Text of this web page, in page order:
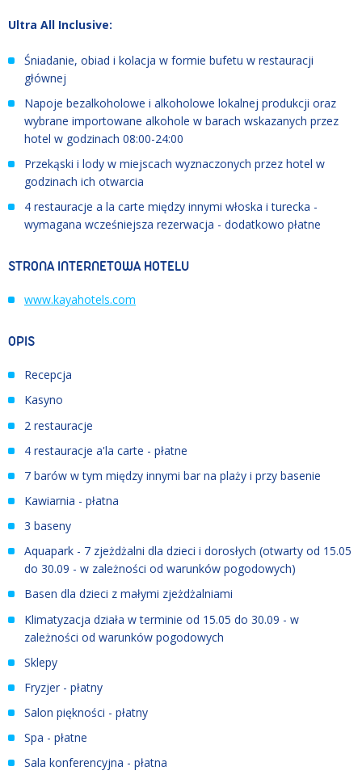
Ultra All Inclusive:
Śniadanie, obiad i kolacja w formie bufetu w restauracji
głównej
Napoje bezalkoholowe i alkoholowe lokalnej produkcji oraz
wybrane importowane alkohole w barach wskazanych przez
hotel w godzinach 08:00-24:00
Przekąski i lody w miejscach wyznaczonych przez hotel w
godzinach ich otwarcia
4 restauracje a la carte między innymi włoska i turecka -
wymagana wcześniejsza rezerwacja - dodatkowo płatne
STRONA INTERNETOWA HOTELU
www.kayahotels.com
OPIS
Recepcja
Kasyno
2 restauracje
4 restauracje a'la carte - płatne
7 barów w tym między innymi bar na plaży i przy basenie
Kawiarnia - płatna
3 baseny
Aquapark - 7 zjeżdżalni dla dzieci i dorosłych (otwarty od 15.05
do 30.09 - w zależności od warunków pogodowych)
Basen dla dzieci z małymi zjeżdżalniami
Klimatyzacja działa w terminie od 15.05 do 30.09 - w
zależności od warunków pogodowych
Sklepy
Fryzjer - płatny
Salon piękności - płatny
Spa - płatne
Sala konferencyjna - płatna